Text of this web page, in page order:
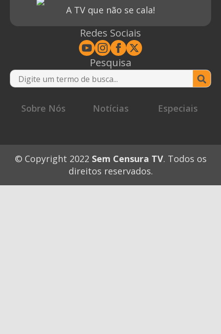
A TV que não se cala!
Redes Sociais
Pesquisa
Sobre Nós
Notícias Especiais
© Copyright 2022 Sem Censura TV. Todos os
direitos reservados.